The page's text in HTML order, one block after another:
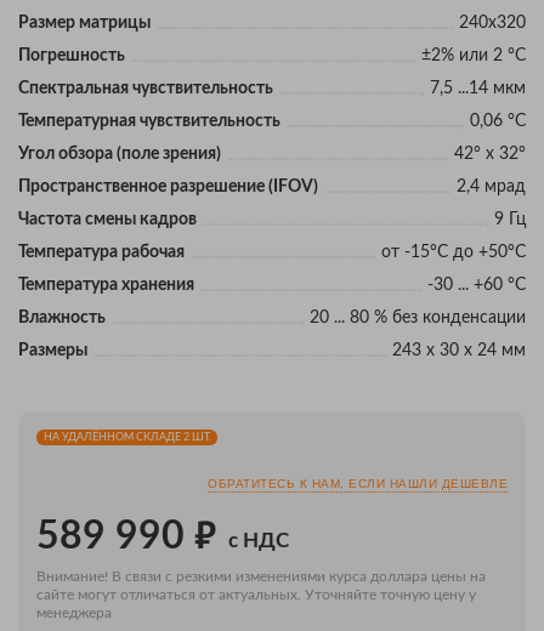
Размер матрицы
240х320
Погрешность
±2% или 2 °C
Спектральная чувствительность
7,5 ...14 мкм
Температурная чувствительность
0,06 °C
Угол обзора (поле зрения)
42° x 32°
Пространственное разрешение (IFOV)
2,4 мрад
Частота смены кадров
9 Гц
Температура рабочая
от -15°C до +50°C
Температура хранения
-30 ... +60 °C
Влажность
20 ... 80 % без конденсации
Размеры
243 x 30 x 24 мм
НА УДАЛЁННОМ СКЛАДЕ 2 ШТ.
ОБРАТИТЕСЬ К НАМ, ЕСЛИ НАШЛИ ДЕШЕВЛЕ
589 990 ₽ с НДС
Внимание! В связи с резкими изменениями курса доллара цены на
сайте могут отличаться от актуальных. Уточняйте точную цену у
менеджера